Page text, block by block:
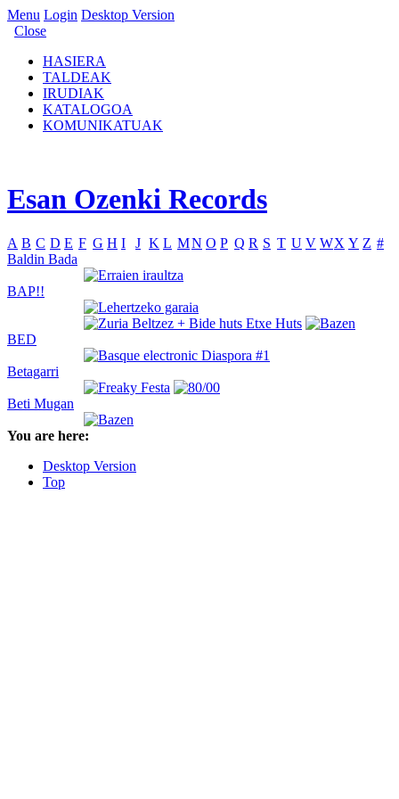
Menu Login Desktop Version
Close
HASIERA
TALDEAK
IRUDIAK
KATALOGOA
KOMUNIKATUAK
Esan Ozenki Records
A B C D E F G H I J K L MN O P Q R S T U V WX Y Z #
Baldin Bada
BAP!!
BED
Betagarri
Beti Mugan
You are here:
Desktop Version
Top